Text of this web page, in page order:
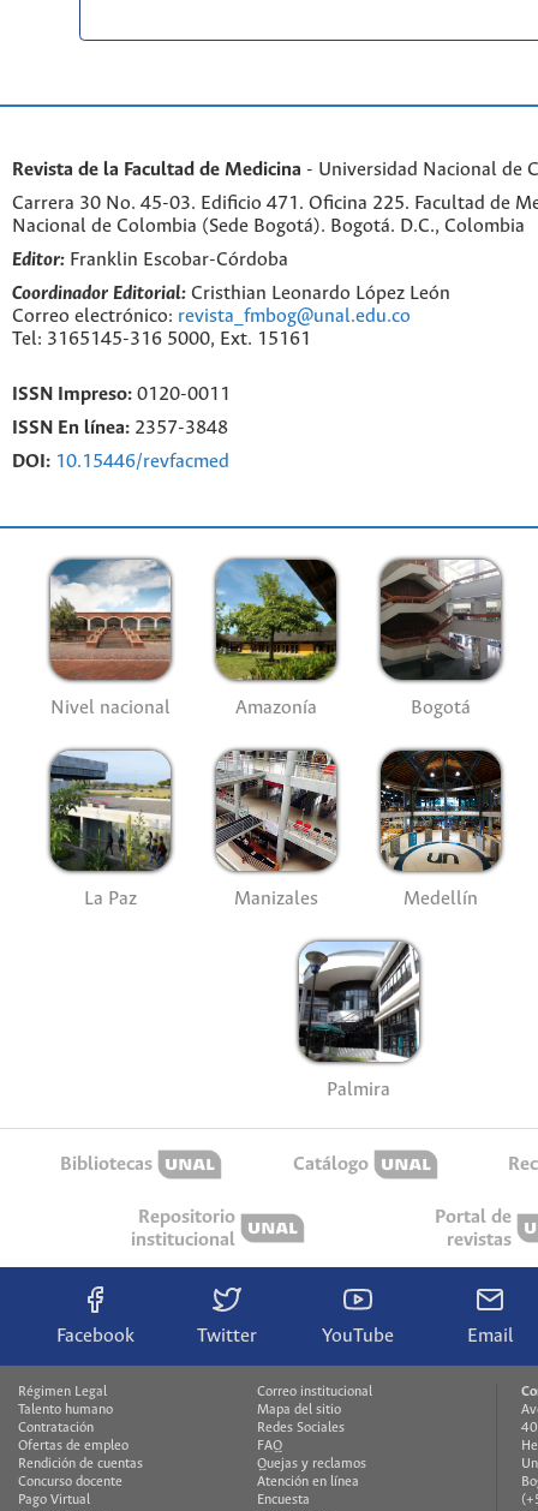
Revista de la Facultad de Medicina - Universidad Nacional de
Carrera 30 No. 45-03. Edificio 471. Oficina 225. Facultad de
Nacional de Colombia (Sede Bogotá). Bogotá. D.C., Colombia
Editor: Franklin Escobar-Córdoba
Coordinador Editorial: Cristhian Leonardo López León
Correo electrónico: revista_fmbog@unal.edu.co
Tel: 3165145-316 5000, Ext. 15161
ISSN Impreso: 0120-0011
ISSN En línea: 2357-3848
DOI: 10.15446/revfacmed
Nivel nacional Amazonía Bogotá
La Paz Manizales Medellín
Palmira
Bibliotecas Catálogo
Repositorio
institucional
Portal de
revistas
Facebook Twitter YouTube Email
Régimen Legal
Talento humano
Contratación
Ofertas de empleo
Rendición de cuentas
Concurso docente
Pago Virtual
Correo institucional
Mapa del sitio
Redes Sociales
FAQ
Quejas y reclamos
Atención en línea
Encuesta